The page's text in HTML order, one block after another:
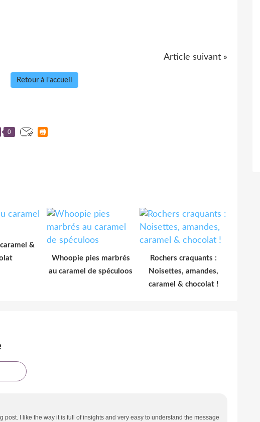
Article suivant »
Retour à l'accueil
0
&
Whoopie pies marbrés
au caramel de spéculoos
Rochers craquants :
Noisettes, amandes,
caramel & chocolat !
post. I like the way it is full of insights and very easy to understand the message